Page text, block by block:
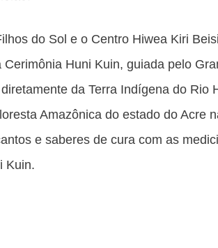
do Sol e o Centro Hiwea Kiri
Huni Kuin, guiada pelo
da Terra Indígena do Rio
Amazônica do estado do Acre
e saberes de cura com as
Kuin.